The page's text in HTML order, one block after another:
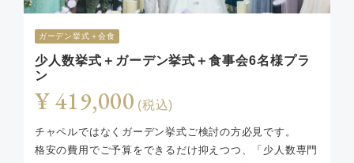
ガーデン挙式＋会食
少人数挙式＋ガーデン挙式＋食事会6名様プラ
ン
¥ 419,000 (税込)
チャペルではなくガーデン挙式ご検討の方必見です。
格安の費用でご予算をできるだけ抑えつつ、「少人数専門